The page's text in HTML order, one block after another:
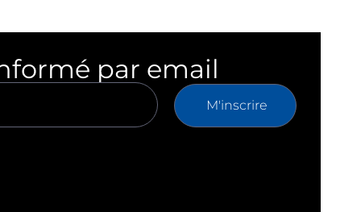
par email
M'inscrire